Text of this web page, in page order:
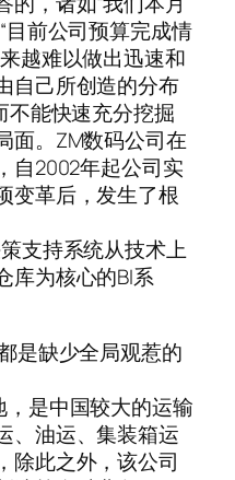
目前公司预算完成情
越难以做出迅速和
自己所创造的分布
不能快速充分挖掘
面。ZM数码公司在
自2002年起公司实
变革后，发生了根
支持系统从技术上
库为核心的BI系
是缺少全局观惹的
是中国较大的运输
、油运、集装箱运
除此之外，该公司